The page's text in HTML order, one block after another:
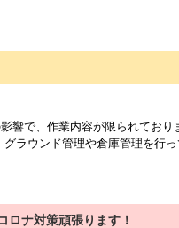
響で、作業内容が限られており
ラウンド管理や倉庫管理を行っ
ロナ対策頑張ります！